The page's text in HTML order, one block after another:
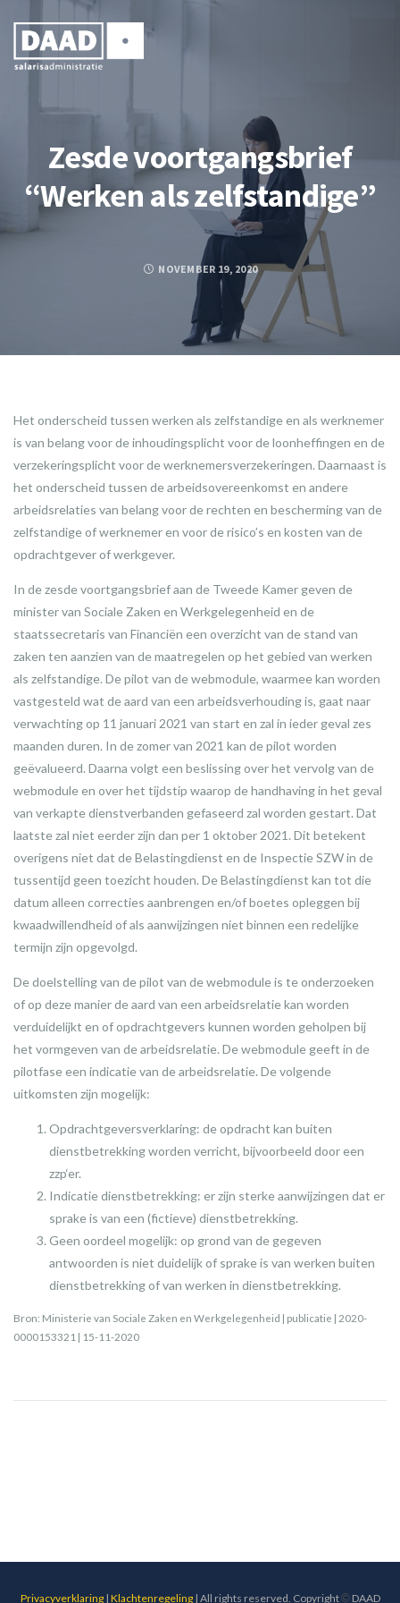
Zesde voortgangsbrief
“Werken als zelfstandige”
NOVEMBER 19, 2020
Het onderscheid tussen werken als zelfstandige en als werknemer
is van belang voor de inhoudingsplicht voor de loonheffingen en de
verzekeringsplicht voor de werknemersverzekeringen. Daarnaast is
het onderscheid tussen de arbeidsovereenkomst en andere
arbeidsrelaties van belang voor de rechten en bescherming van de
zelfstandige of werknemer en voor de risico’s en kosten van de
opdrachtgever of werkgever.
In de zesde voortgangsbrief aan de Tweede Kamer geven de
minister van Sociale Zaken en Werkgelegenheid en de
staatssecretaris van Financiën een overzicht van de stand van
zaken ten aanzien van de maatregelen op het gebied van werken
als zelfstandige. De pilot van de webmodule, waarmee kan worden
vastgesteld wat de aard van een arbeidsverhouding is, gaat naar
verwachting op 11 januari 2021 van start en zal in ieder geval zes
maanden duren. In de zomer van 2021 kan de pilot worden
geëvalueerd. Daarna volgt een beslissing over het vervolg van de
webmodule en over het tijdstip waarop de handhaving in het geval
van verkapte dienstverbanden gefaseerd zal worden gestart. Dat
laatste zal niet eerder zijn dan per 1 oktober 2021. Dit betekent
overigens niet dat de Belastingdienst en de Inspectie SZW in de
tussentijd geen toezicht houden. De Belastingdienst kan tot die
datum alleen correcties aanbrengen en/of boetes opleggen bij
kwaadwillendheid of als aanwijzingen niet binnen een redelijke
termijn zijn opgevolgd.
De doelstelling van de pilot van de webmodule is te onderzoeken
of op deze manier de aard van een arbeidsrelatie kan worden
verduidelijkt en of opdrachtgevers kunnen worden geholpen bij
het vormgeven van de arbeidsrelatie. De webmodule geeft in de
pilotfase een indicatie van de arbeidsrelatie. De volgende
uitkomsten zijn mogelijk:
Opdrachtgeversverklaring: de opdracht kan buiten
dienstbetrekking worden verricht, bijvoorbeeld door een
zzp‘er.
Indicatie dienstbetrekking: er zijn sterke aanwijzingen dat er
sprake is van een (fictieve) dienstbetrekking.
Geen oordeel mogelijk: op grond van de gegeven
antwoorden is niet duidelijk of sprake is van werken buiten
dienstbetrekking of van werken in dienstbetrekking.
Bron: Ministerie van Sociale Zaken en Werkgelegenheid | publicatie | 2020-
0000153321 | 15-11-2020
Privacyverklaring| Klachtenregeling| All rights reserved. Copyright© DAAD